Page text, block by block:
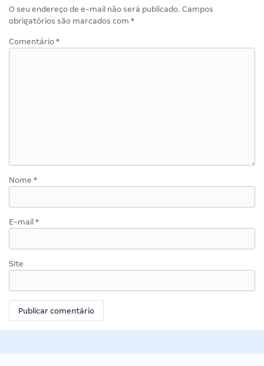
O seu endereço de e-mail não será publicado. Campos
obrigatórios são marcados com *
Comentário *
Nome *
E-mail *
Site